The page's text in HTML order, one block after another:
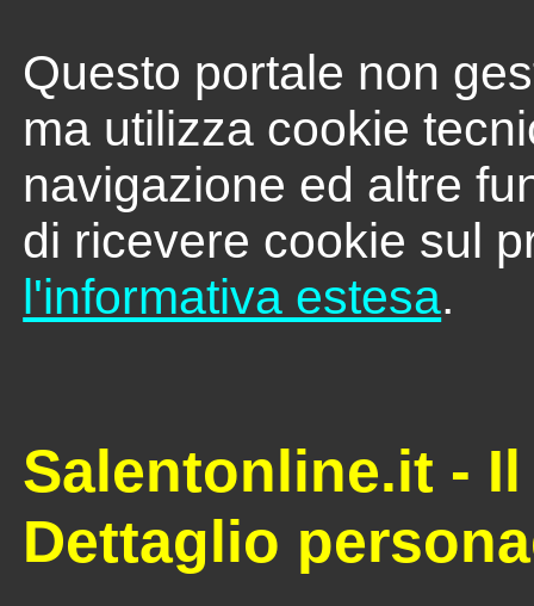
Questo portale non
ma utilizza cookie
navigazione ed altre
di ricevere cookie sul
l'informativa estesa.
Salentonline.it -
Dettaglio